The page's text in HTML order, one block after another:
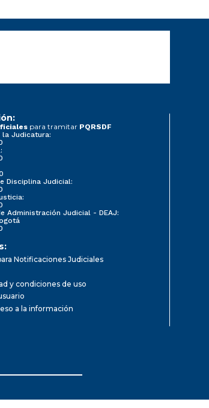
para tramitar PQRSDF
la Judicatura:
Disciplina Judicial:
Administración Judicial - DEAJ:
Notificaciones Judiciales
y condiciones de uso
a la información